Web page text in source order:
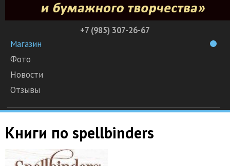
+7 (985) 307-26-67
Магазин
Фото
Новости
Отзывы
Книги по spellbinders